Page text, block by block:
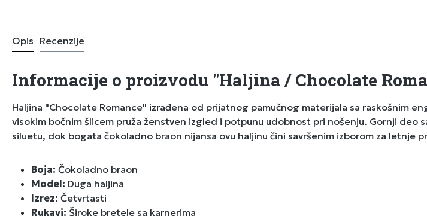
Opis Recenzije
Informacije o proizvodu "Haljina / Chocolate
Haljina "Chocolate Romance" izrađena od prijatnog pamučnog materijala sa raskošnim
visokim bočnim šlicem pruža ženstven izgled i potpunu udobnost pri nošenju. Gornji deo
siluetu, dok bogata čokoladno braon nijansa ovu haljinu čini savršenim izborom za letnje
Boja: Čokoladno braon
Model: Duga haljina
Izrez: Četvrtasti
Rukavi: Široke bretele sa karnerima